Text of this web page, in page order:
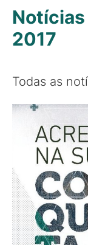
2017
Todas as